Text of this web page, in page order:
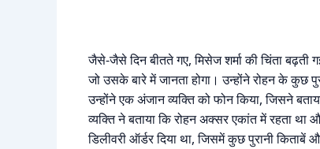
जैसे-जैसे दिन बीतते गए, मिसेज शर्मा की चिंता बढ़ती
जो उसके बारे में जानता होगा। उन्होंने रोहन के कुछ
उन्होंने एक अंजान व्यक्ति को फोन किया, जिसने
व्यक्ति ने बताया कि रोहन अक्सर एकांत में रहता
डिलीवरी ऑर्डर दिया था, जिसमें कुछ पुरानी